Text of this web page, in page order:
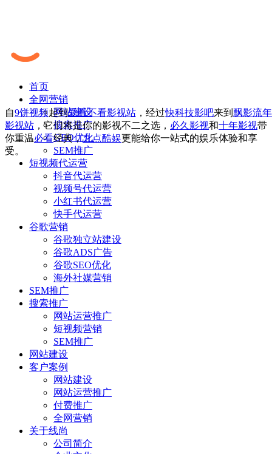
首页
全网营销
网站建设
搜索推广
GEO优化
SEM推广
短视频代运营
抖音代运营
视频号代运营
小红书代运营
快手代运营
谷歌营销
谷歌独立站建设
谷歌ADS广告
谷歌SEO优化
海外社媒营销
SEM推广
搜索推广
网站运营推广
短视频营销
SEM推广
网站建设
客户案例
网站建设
网站运营推广
付费推广
全网营销
关于线尚
公司简介
自9饼视频起到爱看不看影视站 ，经过快科技影吧来到 飘影流年
影视站 ，它们将是你的影视不二之选， 必久影视和十年影视带
你重温必看经典，九点酷娱更能给你一站式的娱乐体验和享
受。